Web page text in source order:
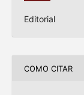
Editorial
COMO CITAR